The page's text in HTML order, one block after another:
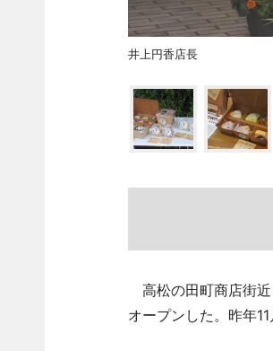
井上円香店長
高松の田町商店街近
オープンした。昨年